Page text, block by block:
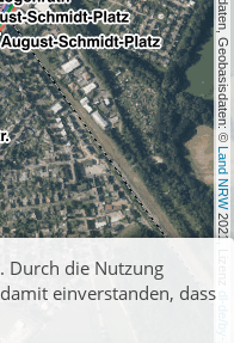
, Kartendaten, Geobasisdaten: ©
Land NRW
2021, Lizenz
dl-de/by-2-0
Durch die Nutzung
einverstanden, dass